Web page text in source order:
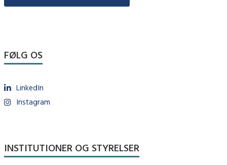
FØLG OS
LinkedIn
Instagram
INSTITUTIONER OG STYRELSER